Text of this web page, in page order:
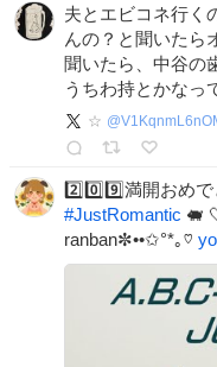
夫とエビコネ行く
んの？と聞いたら
聞いたら、中谷の
うちわ持とかなっ
☆ @
2️⃣0️⃣9️⃣満開おめ
#JustRomantic 🐖
ranban✼••✩°*｡♡